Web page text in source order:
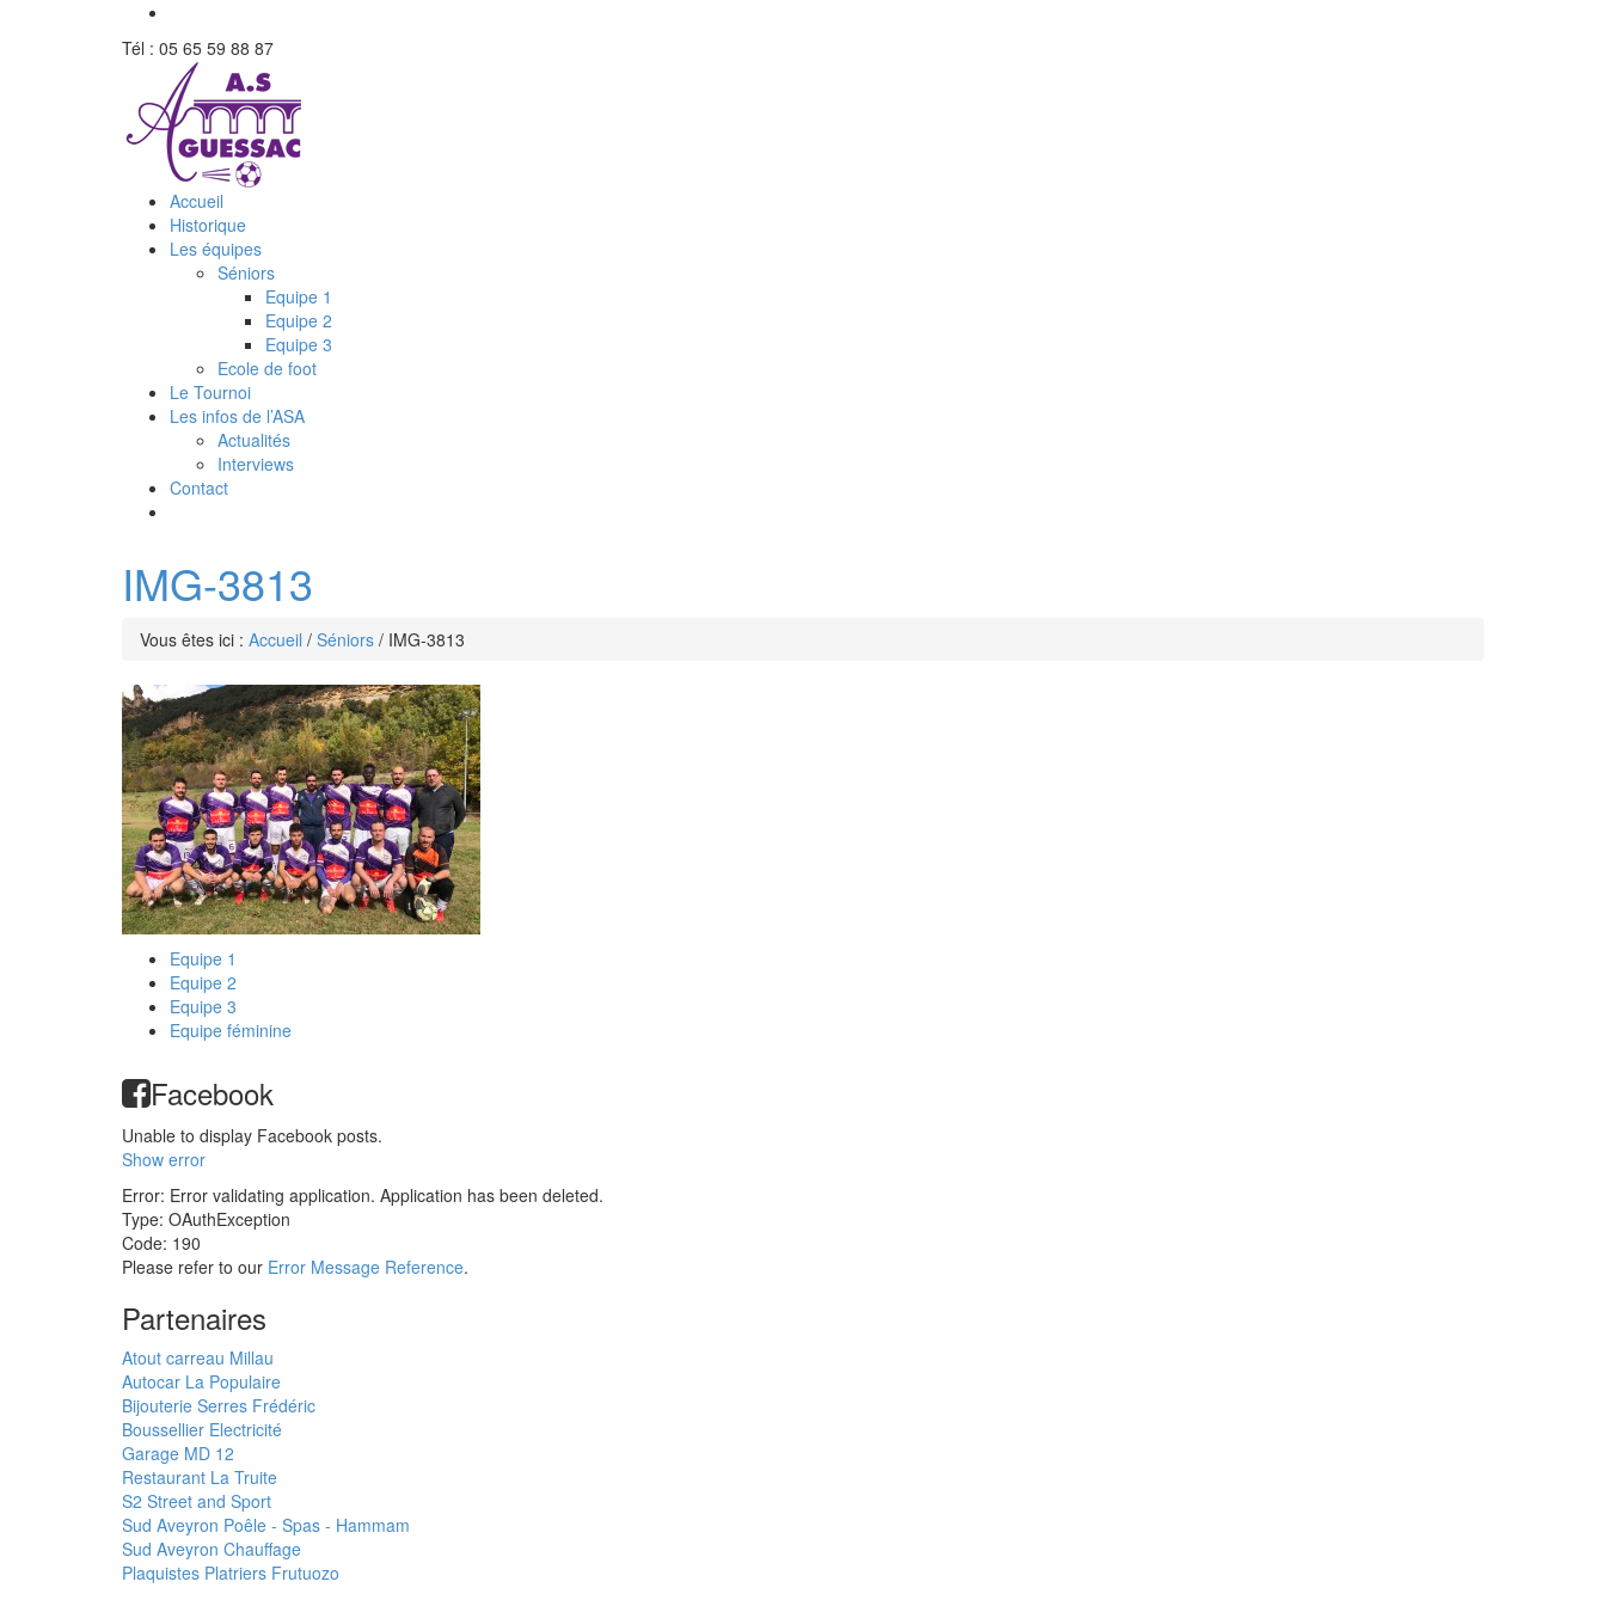
Tél : 05 65 59 88 87
Accueil
Historique
Les équipes
Séniors
Equipe 1
Equipe 2
Equipe 3
Ecole de foot
Le Tournoi
Les infos de l’ASA
Actualités
Interviews
Contact
IMG-3813
Vous êtes ici : Accueil / Séniors / IMG-3813
Equipe 1
Equipe 2
Equipe 3
Equipe féminine
Facebook
Unable to display Facebook posts.
Show error
Error: Error validating application. Application has been deleted.
Type: OAuthException
Code: 190
Please refer to our Error Message Reference.
Partenaires
Atout carreau Millau
Autocar La Populaire
Bijouterie Serres Frédéric
Boussellier Electricité
Garage MD 12
Restaurant La Truite
S2 Street and Sport
Sud Aveyron Poêle - Spas - Hammam
Sud Aveyron Chauffage
Plaquistes Platriers Frutuozo